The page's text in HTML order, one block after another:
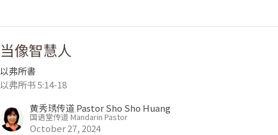
当像智慧人
以弗所書
以弗所书 5:14-18
黄秀琇传道 Pastor Sho Sho Huang
国语堂传道 Mandarin Pastor
October 27, 2024